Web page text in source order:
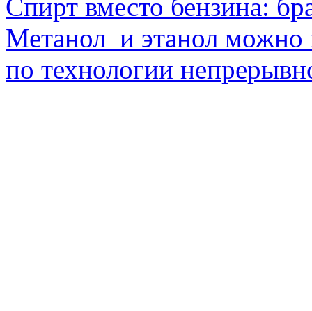
Спирт вместо бензина:
Метанол и этанол можно
по технологии